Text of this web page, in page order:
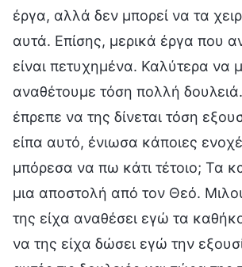
έργα, αλλά δεν μπορεί να τα
αυτά. Επίσης, μερικά έργα που
είναι πετυχημένα. Καλύτερα να
αναθέτουμε τόση πολλή
έπρεπε να της δίνεται τόση
είπα αυτό, ένιωσα κάποιες
μπόρεσα να πω κάτι τέτοιο; Τα
μια αποστολή από τον Θεό.
της είχα αναθέσει εγώ τα
να της είχα δώσει εγώ την